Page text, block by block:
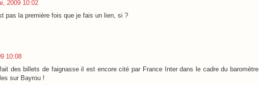
2009 10:02
pas la première fois que je fais un lien, si ?
10:08
des billets de faignasse il est encore cité par France Inter dans le cadre du baromètre
sur Bayrou !